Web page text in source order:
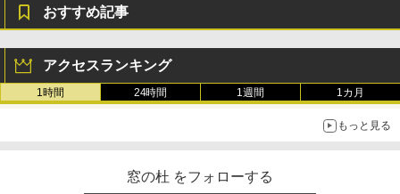
定バーチャルアイテムを含む】 【オンラ
インゲームコード】 ロブロックス | オン
ラインコード版
Microsoft Office Home & Business 202
4(最新 永続版)|オンラインコード版|Wind
￥1,766
出す プロンプトの言葉 AI画像生成シリー
ズ (はぴーイラストLabo)
ンチディスプレイ、色調調節ライト、12
週間持続バッテリー、広告なし、ブラッ
ク
Amazon Kindle - 目に優しい、かさばら
ない、大きな画面で読みやすい、6週間持
おすすめ記事
アクセスランキング
1時間 24時間 1週間 1カ月
もっと見る
窓の杜 をフォローする